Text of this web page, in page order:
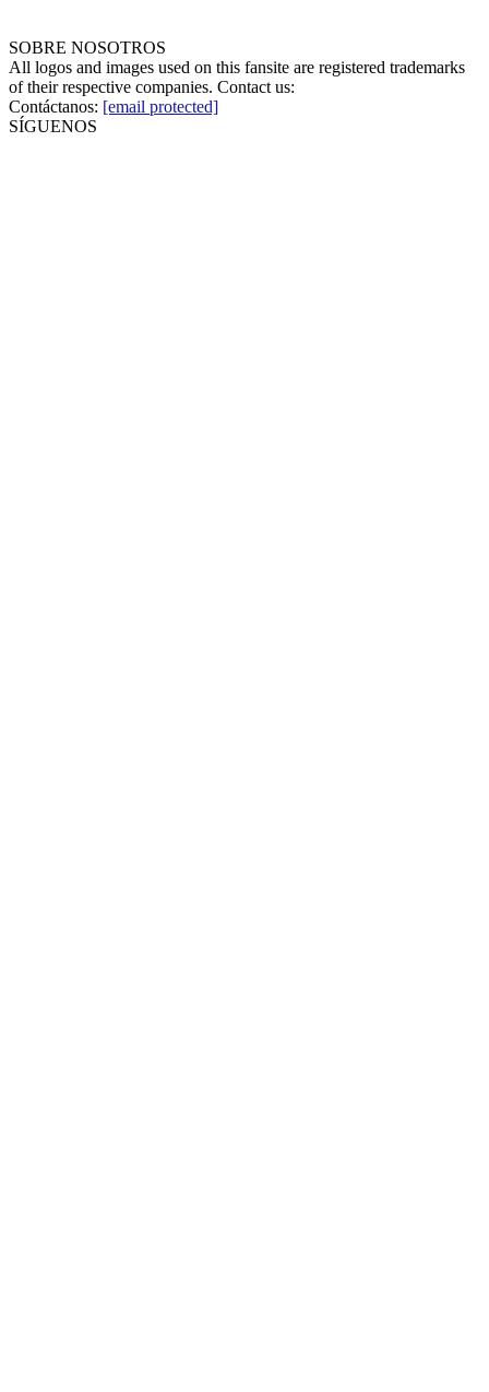
SOBRE NOSOTROS
All logos and images used on this fansite are registered trademarks
of their respective companies. Contact us:
Contáctanos: [email protected]
SÍGUENOS